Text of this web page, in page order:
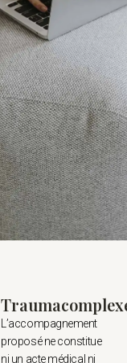
L’accompagnement
proposé ne constitue
ni un acte médical ni